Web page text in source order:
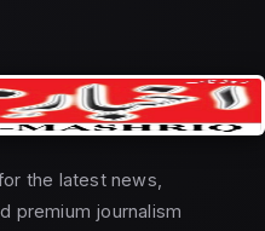
the latest news,
premium journalism